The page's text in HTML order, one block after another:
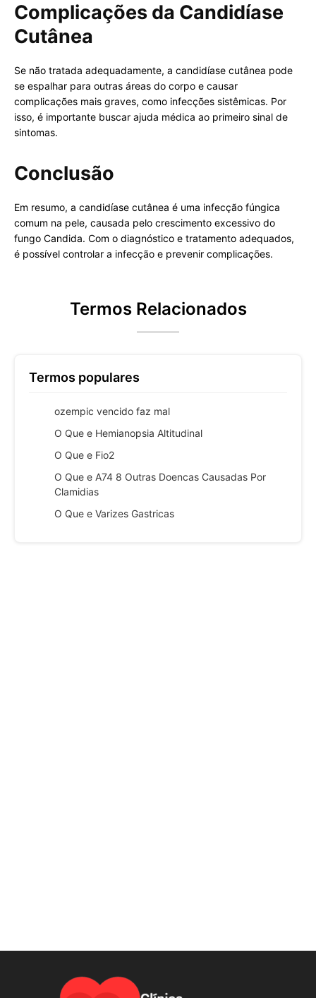
Complicações da Candidíase
Cutânea
Se não tratada adequadamente, a candidíase cutânea pode
se espalhar para outras áreas do corpo e causar
complicações mais graves, como infecções sistêmicas. Por
isso, é importante buscar ajuda médica ao primeiro sinal de
sintomas.
Conclusão
Em resumo, a candidíase cutânea é uma infecção fúngica
comum na pele, causada pelo crescimento excessivo do
fungo Candida. Com o diagnóstico e tratamento adequados,
é possível controlar a infecção e prevenir complicações.
Termos Relacionados
Termos populares
ozempic vencido faz mal
O Que e Hemianopsia Altitudinal
O Que e Fio2
O Que e A74 8 Outras Doencas Causadas Por
Clamidias
O Que e Varizes Gastricas